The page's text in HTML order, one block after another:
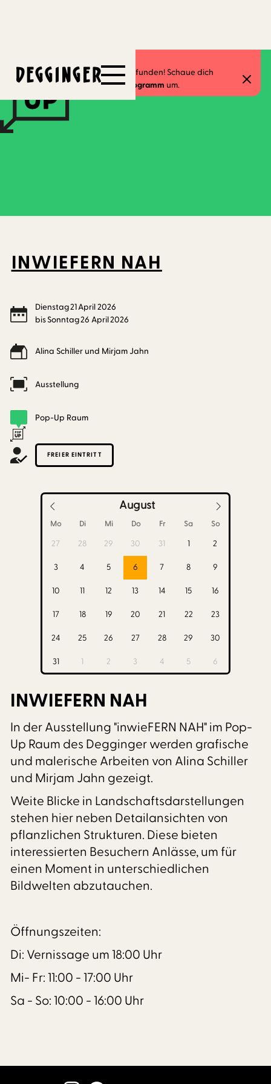
Dieses Event hat schon stattgefunden! Schaue dich
gerne in unseremaktuellen Programm um.
21.4.2026 -26.4.2026
INWIEFERN NAH
Dienstag21April2026
bisSonntag26 April2026
Alina Schiller und Mirjam Jahn
Ausstellung
Pop-Up Raum
FREIER EINTRITT
August
Mo Di Mi Do Fr Sa So
27 28 29 30 31 1 2
3 4 5 6 7 8 9
10 11 12 13 14 15 16
17 18 19 20 21 22 23
24 25 26 27 28 29 30
31 1 2 3 4 5 6
INWIEFERN NAH
In der Ausstellung "inwieFERN NAH" im Pop-
Up Raum des Degginger werden grafische
und malerische Arbeiten von Alina Schiller
und Mirjam Jahn gezeigt.
Weite Blicke in Landschaftsdarstellungen
stehen hier neben Detailansichten von
pflanzlichen Strukturen. Diese bieten
interessierten Besuchern Anlässe, um für
einen Moment in unterschiedlichen
Bildwelten abzutauchen.
Öffnungszeiten:
Di: Vernissage um 18:00 Uhr
Mi- Fr: 11:00 - 17:00 Uhr
Sa - So: 10:00 - 16:00 Uhr